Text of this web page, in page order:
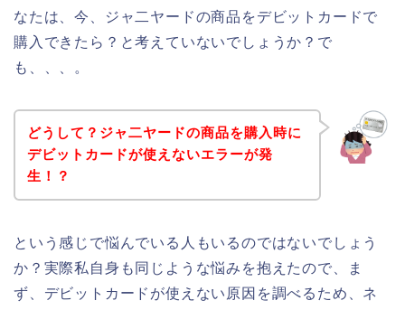
なたは、今、ジャ二ヤードの商品をデビットカードで
購入できたら？と考えていないでしょうか？で
も、、、。
どうして？ジャ二ヤードの商品を購入時に
デビットカードが使えないエラーが発
生！？
という感じで悩んでいる人もいるのではないでしょう
か？実際私自身も同じような悩みを抱えたので、ま
ず、デビットカードが使えない原因を調べるため、ネ